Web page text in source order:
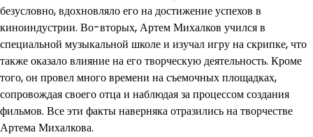
безусловно, вдохновляло его на достижение успехов в
киноиндустрии. Во-вторых, Артем Михалков учился в
специальной музыкальной школе и изучал игру на скрипке, что
также оказало влияние на его творческую деятельность. Кроме
того, он провел много времени на съемочных площадках,
сопровождая своего отца и наблюдая за процессом создания
фильмов. Все эти факты наверняка отразились на творчестве
Артема Михалкова.